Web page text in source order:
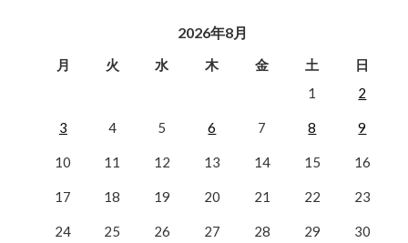
2026年8月
月 火 水 木 金 土
日
1
2
3 4 5 6 7 8 9
10 11 12 13 14 15 16
17 18 19 20 21 22 23
24 25 26 27 28 29 30